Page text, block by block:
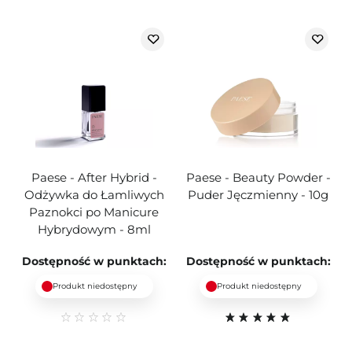
Paese - After Hybrid -
Odżywka do Łamliwych
Paznokci po Manicure
Hybrydowym - 8ml
Dostępność w punktach:
Produkt niedostępny
Paese - Beauty Powder -
Puder Jęczmienny - 10g
Dostępność w punktach:
Produkt niedostępny